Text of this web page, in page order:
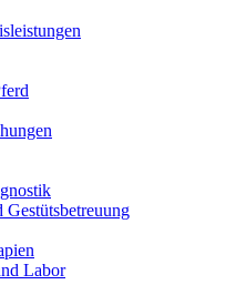
Labor